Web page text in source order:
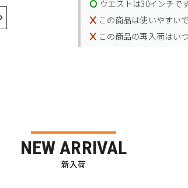
ウエストは30インチで
この商品は使いやすい
この商品の再入荷はい
NEW ARRIVAL
新入荷